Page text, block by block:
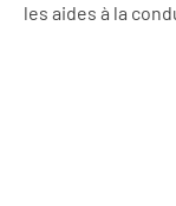
les aides à la